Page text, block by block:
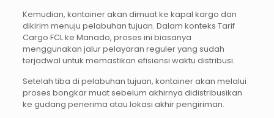
Kemudian, kontainer akan dimuat ke kapal kargo dan
dikirim menuju pelabuhan tujuan. Dalam konteks Tarif
Cargo FCL ke Manado, proses ini biasanya
menggunakan jalur pelayaran reguler yang sudah
terjadwal untuk memastikan efisiensi waktu distribusi.
Setelah tiba di pelabuhan tujuan, kontainer akan melalui
proses bongkar muat sebelum akhirnya didistribusikan
ke gudang penerima atau lokasi akhir pengiriman.